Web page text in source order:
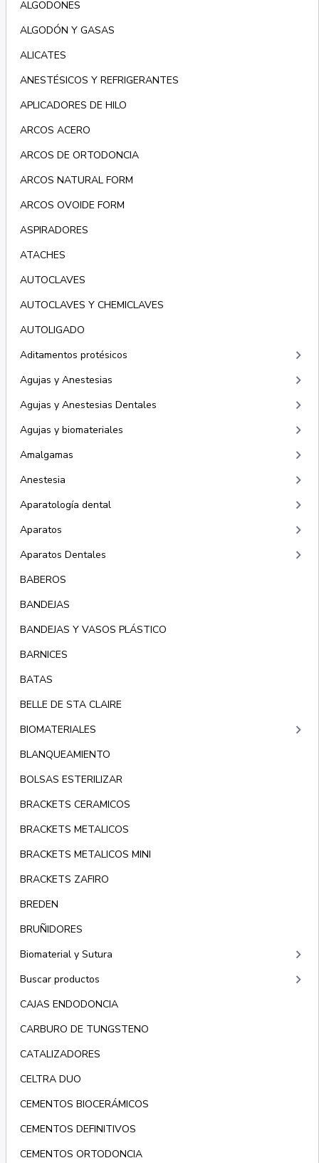
ALGODONES
ALGODÓN Y GASAS
ALICATES
ANESTÉSICOS Y REFRIGERANTES
APLICADORES DE HILO
ARCOS ACERO
ARCOS DE ORTODONCIA
ARCOS NATURAL FORM
ARCOS OVOIDE FORM
ASPIRADORES
ATACHES
AUTOCLAVES
AUTOCLAVES Y CHEMICLAVES
AUTOLIGADO
Aditamentos protésicos
keyboard_arrow_right
Agujas y Anestesias keyboard_arrow_right
Agujas y Anestesias Dentales keyboard_arrow_right
Agujas y biomateriales keyboard_arrow_right
Amalgamas keyboard_arrow_right
Anestesia keyboard_arrow_right
Aparatología dental keyboard_arrow_right
Aparatos keyboard_arrow_right
Aparatos Dentales keyboard_arrow_right
BABEROS
BANDEJAS
BANDEJAS Y VASOS PLÁSTICO
BARNICES
BATAS
BELLE DE STA CLAIRE
BIOMATERIALES
keyboard_arrow_right
BLANQUEAMIENTO
BOLSAS ESTERILIZAR
BRACKETS CERAMICOS
BRACKETS METALICOS
BRACKETS METALICOS MINI
BRACKETS ZAFIRO
BREDEN
BRUÑIDORES
Biomaterial y Sutura
keyboard_arrow_right
Buscar productos keyboard_arrow_right
CAJAS ENDODONCIA
CARBURO DE TUNGSTENO
CATALIZADORES
CELTRA DUO
CEMENTOS BIOCERÁMICOS
CEMENTOS DEFINITIVOS
CEMENTOS ORTODONCIA